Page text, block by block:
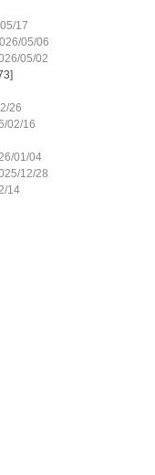
17
05/06
05/02
26
02/16
01/04
12/28
14